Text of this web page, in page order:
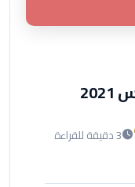
3 دقيقة للقراءة